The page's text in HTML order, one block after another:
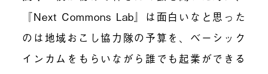
『Next Commons Lab』 は面白いなと思った
のは地域おこし協力隊の予算を、ベーシック
インカムをもらいながら誰でも起業ができる